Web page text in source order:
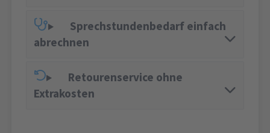
Sprechstundenbedarf einfach
abrechnen
Retourenservice ohne
Extrakosten